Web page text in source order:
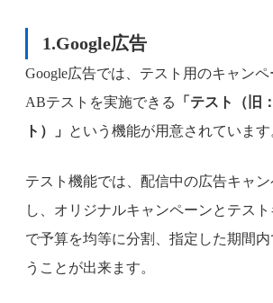
1.Google広告
Google広告では、テスト用のキャン
ABテストを実施できる
「テスト（旧
ト）」
という機能が用意されています
テスト機能では、配信中の広告キャ
し、オリジナルキャンペーンとテス
で予算を均等に分割、指定した期間
うことが出来ます。